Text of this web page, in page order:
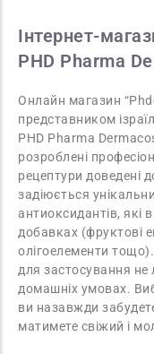
Інтернет-
PHD Pharma
Онлайн магазин
представником
PHD Pharma
розроблені
рецептури доведені
задіюється
антиоксидантів, які
добавках (фруктові
олігоелементи
для застосування не
домашніх умовах.
ви назавжди
матимете свіжий і